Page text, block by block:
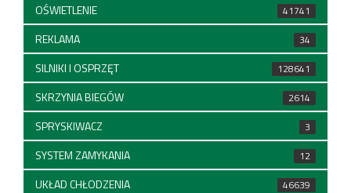
OŚWIETLENIE 41741
REKLAMA 34
SILNIKI I OSPRZĘT 128641
SKRZYNIA BIEGÓW 2614
SPRYSKIWACZ 3
SYSTEM ZAMYKANIA 12
UKŁAD CHŁODZENIA 46639